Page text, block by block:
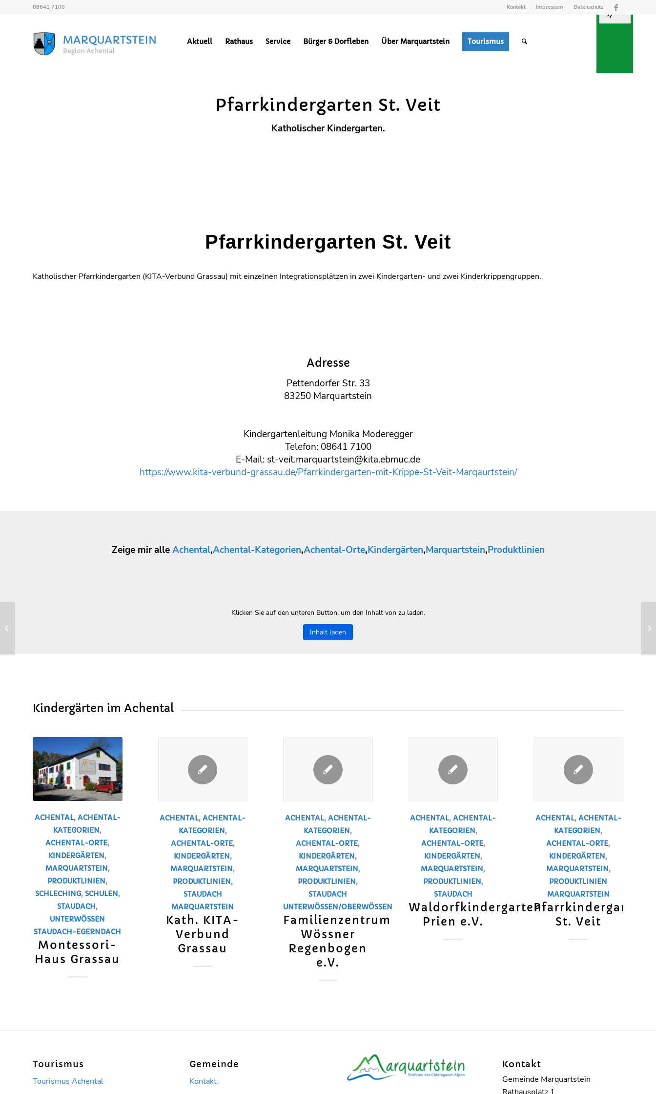
Kontakt Impressum Datenschutz
08641 7100
Aktuell Rathaus Service Bürger & Dorfleben Über Marquartstein Tourismus
Kindergärten
HOCHPLATTENBAHN WÄRMEVERSORGUNG
TREFFPUNKT
Pfarrkindergarten St. Veit
Katholischer Kindergarten.
Pfarrkindergarten St. Veit
Katholischer Pfarrkindergarten (KITA-Verbund Grassau) mit einzelnen Integrationsplätzen in zwei Kindergarten- und zwei Kinderkrippengruppen.
Adresse
Pettendorfer Str. 33
83250 Marquartstein
Kindergartenleitung Monika Moderegger
Telefon: 08641 7100
E-Mail: st-veit.marquartstein@kita.ebmuc.de
https://www.kita-verbund-grassau.de/Pfarrkindergarten-mit-Krippe-St-Veit-Marqaurtstein/
Zeige mir alleAchental,Achental-Kategorien,Achental-Orte,Kindergärten,Marquartstein,Produktlinien
Klicken Sie auf den unteren Button, um den Inhalt von zu laden.
Inhalt laden
Kindergärten im Achental
ACHENTAL, ACHENTAL-
KATEGORIEN,
ACHENTAL-ORTE,
KINDERGÄRTEN,
MARQUARTSTEIN,
PRODUKTLINIEN,
SCHLECHING, SCHULEN,
STAUDACH,
UNTERWÖSSEN
STAUDACH-EGERNDACH
Montessori-
Haus Grassau
ACHENTAL,ACHENTAL-
KATEGORIEN,
ACHENTAL-ORTE,
KINDERGÄRTEN,
MARQUARTSTEIN,
PRODUKTLINIEN,
STAUDACH
MARQUARTSTEIN
Kath. KITA-
Verbund
Grassau
ACHENTAL, ACHENTAL-
KATEGORIEN,
ACHENTAL-ORTE,
KINDERGÄRTEN,
MARQUARTSTEIN,
PRODUKTLINIEN,
STAUDACH
UNTERWÖSSEN/OBERWÖSSEN
Familienzentrum
Wössner
Regenbogen
e.V.
ACHENTAL,ACHENTAL-
KATEGORIEN,
ACHENTAL-ORTE,
KINDERGÄRTEN,
MARQUARTSTEIN,
PRODUKTLINIEN,
STAUDACH
Waldorfkindergarten
Prien e.V.
ACHENTAL, ACHENTAL-
KATEGORIEN,
ACHENTAL-ORTE,
KINDERGÄRTEN,
MARQUARTSTEIN,
PRODUKTLINIEN
MARQUARTSTEIN
Pfarrkindergarten
St. Veit
Tourismus
Tourismus Achental
Gemeinde
Kontakt
Kontakt
Gemeinde Marquartstein